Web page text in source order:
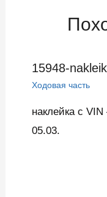
15948-
Ходовая часть
наклейка с
05.03.